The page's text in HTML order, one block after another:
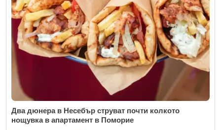
Два дюнера в Несебър струват почти колкото
нощувка в апартамент в Поморие